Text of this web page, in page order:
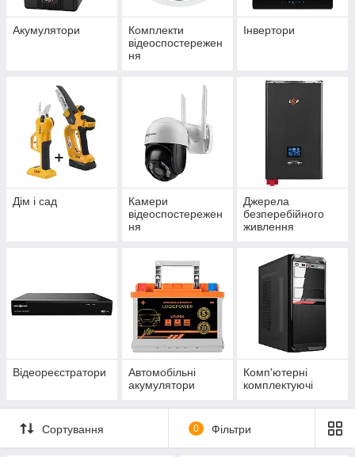
Акумулятори
Комплекти
відеоспостережен
ня
Інвертори
Дім і сад
Камери
відеоспостережен
ня
Джерела
безперебійного
живлення
Відеореєстратори
Автомобільні
акумулятори
Комп'ютерні
комплектуючі
Сортування 0 Фільтри